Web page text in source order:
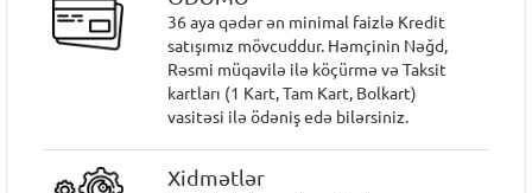
36 aya qədər ən minimal faizlə Kredit
satışımız mövcuddur. Həmçinin Nəğd,
Rəsmi müqavilə ilə köçürmə və Taksit
kartları (1 Kart, Tam Kart, Bolkart)
vasitəsi ilə ödəniş edə bilərsiniz.
Xidmətlər